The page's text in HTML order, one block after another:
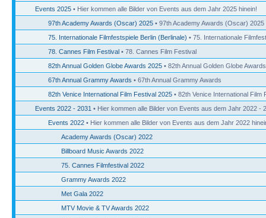
Events 2025 • Hier kommen alle Bilder von Events aus dem Jahr 2025 hinein!
97th Academy Awards (Oscar) 2025 • 97th Academy Awards (Oscar) 2025
75. Internationale Filmfestspiele Berlin (Berlinale) • 75. Internationale
78. Cannes Film Festival • 78. Cannes Film Festival
82th Annual Golden Globe Awards 2025 • 82th Annual Golden Globe
67th Annual Grammy Awards • 67th Annual Grammy Awards
82th Venice International Film Festival 2025 • 82th Venice International Film
Events 2022 - 2031 • Hier kommen alle Bilder von Events aus dem Jahr 2022 -
Events 2022 • Hier kommen alle Bilder von Events aus dem Jahr 2022
Academy Awards (Oscar) 2022
Billboard Music Awards 2022
75. Cannes Filmfestival 2022
Grammy Awards 2022
Met Gala 2022
MTV Movie & TV Awards 2022